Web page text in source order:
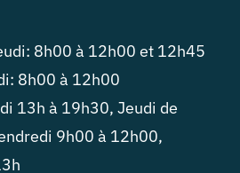
8h00 à 12h00 et 12h45
8h00 à 12h00
13h à 19h30, Jeudi de
9h00 à 12h00,